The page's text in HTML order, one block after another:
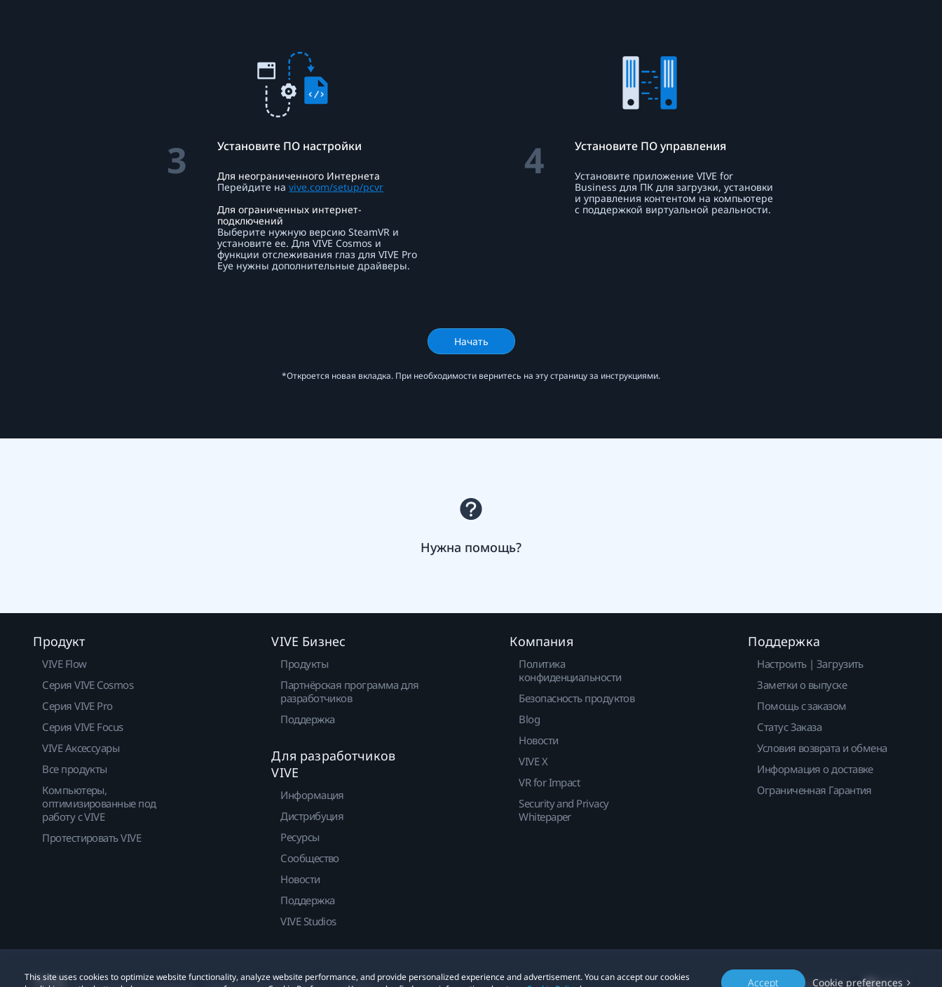
3 Установите ПО настройки
Для неограниченного Интернета
Перейдите наvive.com/setup/pcvr
Для ограниченных интернет-
подключений
Выберите нужную версию SteamVR и
установите ее. Для VIVE Cosmos и
функции отслеживания глаз для VIVE Pro
Eye нужны дополнительные драйверы.
4 Установите ПО управления
Установите приложение VIVE for
Business для ПК для загрузки, установки
и управления контентом на компьютере
с поддержкой виртуальной реальности.
Начать
*Откроется новая вкладка. При необходимости вернитесь на эту страницу за инструкциями.
Нужна помощь?
This site uses cookies to optimize website functionality, analyze website performance, and provide personalized experience and advertisement. You can accept our cookies
Accept Cookie preferences
Продукт
VIVE Flow
Серия VIVE Cosmos
Серия VIVE Pro
Серия VIVE Focus
VIVE Аксессуары
Все продукты
Компьютеры,
оптимизированные под
работу с VIVE
Протестировать VIVE
VIVE Бизнес
Продукты
Партнёрская программа для
разработчиков
Поддержка
Для разработчиков
VIVE
Информация
Дистрибуция
Ресурсы
Сообщество
Новости
Поддержка
VIVE Studios
Компания
Политика
конфиденциальности
Безопасность продуктов
Blog
Новости
VIVE X
VR for Impact
Security and Privacy
Whitepaper
Поддержка
Настроить | Загрузить
Заметки о выпуске
Помощь с заказом
Статус Заказа
Условия возврата и обмена
Информация о доставке
Ограниченная Гарантия
Location